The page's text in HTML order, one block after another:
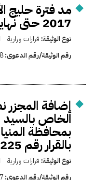
2017 حتى نهاية شهر فبراير 2017
نوع الوثيقة: قرارات وزارية
رقم الوثيقة/رقم الدعوى:
إضافة المجزر
الخاص
بالقرار رقم 1225 لسنة 2010
نوع الوثيقة: قرارات وزارية
رقم الوثيقة/رقم الدعوى: